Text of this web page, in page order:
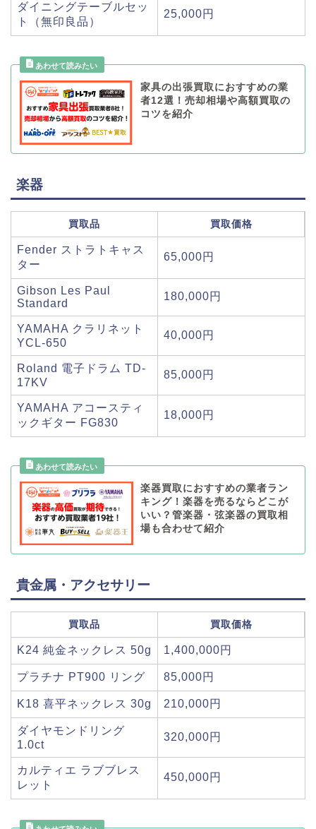
ダイニングテーブルセッ
ト（無印良品）
25,000円
家具の出張買取におすすめの業
者12選！売却相場や高額買取の
コツを紹介
楽器
買取品 買取価格
Fender ストラトキャス
ター
65,000円
Gibson Les Paul
Standard
180,000円
YAMAHA クラリネット
YCL-650
40,000円
Roland 電子ドラム TD-
17KV
85,000円
YAMAHA アコースティ
ックギター FG830
18,000円
楽器買取におすすめの業者ラン
キング！楽器を売るならどこが
いい？管楽器・弦楽器の買取相
場も合わせて紹介
貴金属・アクセサリー
買取品 買取価格
K24 純金ネックレス 50g 1,400,000円
プラチナ PT900 リング 85,000円
K18 喜平ネックレス 30g 210,000円
ダイヤモンドリング
1.0ct
320,000円
カルティエ ラブブレス
レット
450,000円